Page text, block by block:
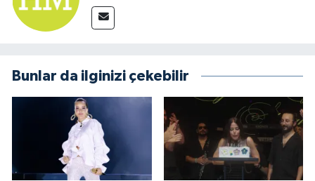
Bunlar da ilginizi çekebilir